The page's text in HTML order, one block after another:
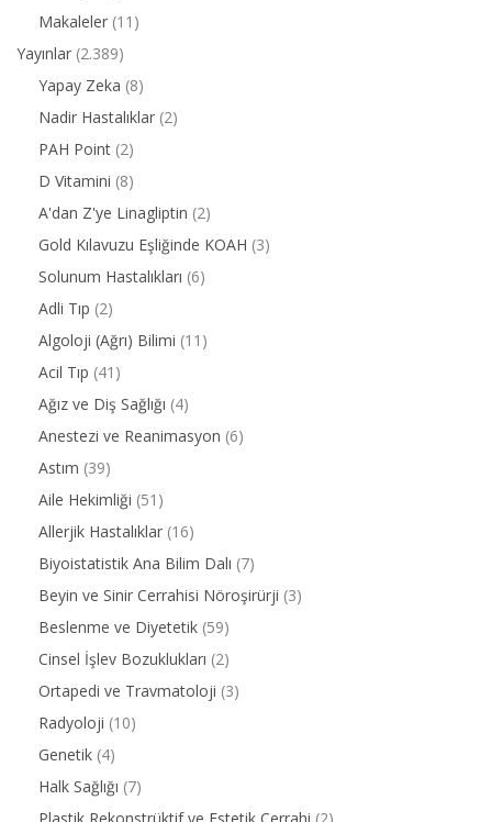
Makaleler (11)
Yayınlar (2.389)
Yapay Zeka (8)
Nadir Hastalıklar (2)
PAH Point (2)
D Vitamini (8)
A'dan Z'ye Linagliptin (2)
Gold Kılavuzu Eşliğinde KOAH (3)
Solunum Hastalıkları (6)
Adli Tıp (2)
Algoloji (Ağrı) Bilimi (11)
Acil Tıp (41)
Ağız ve Diş Sağlığı (4)
Anestezi ve Reanimasyon (6)
Astım (39)
Aile Hekimliği (51)
Allerjik Hastalıklar (16)
Biyoistatistik Ana Bilim Dalı (7)
Beyin ve Sinir Cerrahisi Nöroşirürji (3)
Beslenme ve Diyetetik (59)
Cinsel İşlev Bozuklukları (2)
Ortapedi ve Travmatoloji (3)
Radyoloji (10)
Genetik (4)
Halk Sağlığı (7)